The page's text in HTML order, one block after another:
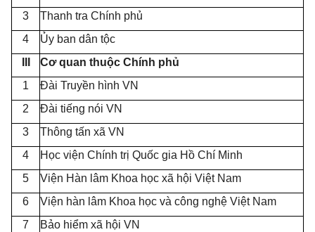
3
Thanh tra Chính phủ
4
Ủy ban dân tộc
Cơ quan thuộc Chính phủ
1
Đài Truyền hình VN
2
Đài tiếng nói VN
3
Thông tấn xã VN
4
Học viện Chính trị Quốc gia Hồ Chí Minh
5
Viện Hàn lâm Khoa học xã hội Việt Nam
6
Viện hàn lâm Khoa học và công nghệ Việt Nam
7
Bảo hiểm xã hội VN